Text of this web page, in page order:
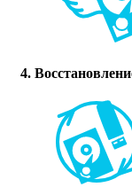
4.